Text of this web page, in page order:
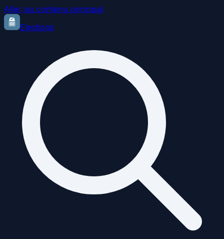
Aller au contenu principal
Elections